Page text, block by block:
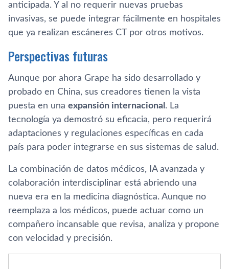
anticipada. Y al no requerir nuevas pruebas
invasivas, se puede integrar fácilmente en hospitales
que ya realizan escáneres CT por otros motivos.
Perspectivas futuras
Aunque por ahora Grape ha sido desarrollado y
probado en China, sus creadores tienen la vista
puesta en una expansión internacional . La
tecnología ya demostró su eficacia, pero requerirá
adaptaciones y regulaciones específicas en cada
país para poder integrarse en sus sistemas de salud.
La combinación de datos médicos, IA avanzada y
colaboración interdisciplinar está abriendo una
nueva era en la medicina diagnóstica. Aunque no
reemplaza a los médicos, puede actuar como un
compañero incansable que revisa, analiza y propone
con velocidad y precisión.